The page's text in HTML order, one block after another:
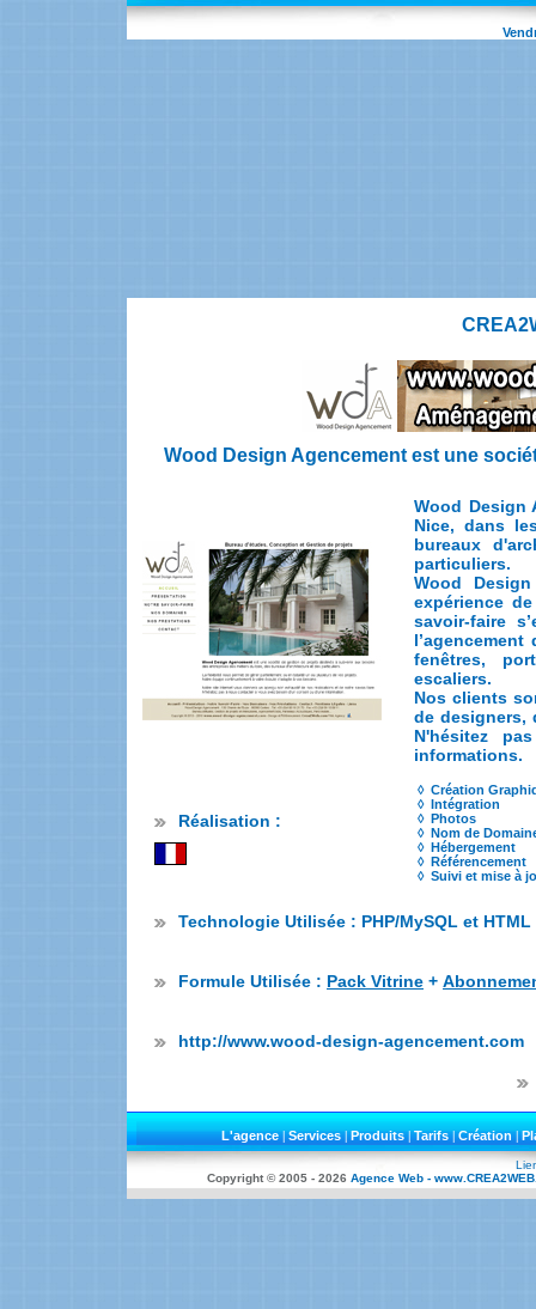
Wood Design Agencement est une
Wood Design
Nice, dans
bureaux
particuliers.
Wood
expérience
savoir-faire
fenêtres,
escaliers.
Nos clients
de designers,
N'hésitez
informations.
Réalisation :
◊ Création
◊ Intégration
◊ Photos
◊ Nom de
◊ Hébergement
◊ Référencement
◊ Suivi et mise à
Technologie Utilisée : PHP/MySQL et HTML
Formule Utilisée : Pack Vitrine +
http://www.wood-design-agencement.com
L'agence|Services|Produits|Tarifs|Création|
Copyright © 2005 - 2026 Agence Web -